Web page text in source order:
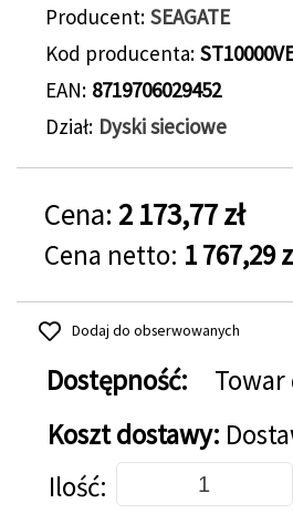
Producent SEAGATE
Kod producenta
EAN 8719706029452
Dział Dyski sieciowe
Cena: 2 173,77 zł
Cena netto: 1 767,29
Dodaj do obserwowanych
Dostępność:
Koszt dostawy:
Dodaj do koszyka
Ilość